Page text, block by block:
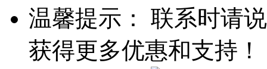
温馨提示： 联系时请
获得更多优惠和支持！